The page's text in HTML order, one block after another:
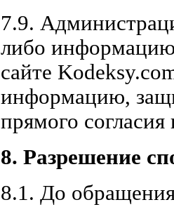
7.9.
либо
сайте
информацию,
прямого согласия
8. Разрешение
8.1. До